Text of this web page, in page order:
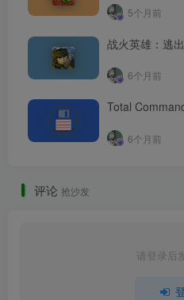
5个月前
战火英雄：逃
6个月前
Total
6个月前
评论 抢沙发
请登录后